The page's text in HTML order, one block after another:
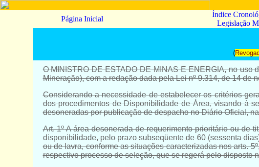
Página Inicial
Índice
Legislação
(
O MINISTRO DE ESTADO DE MINAS E ENERGIA, no uso
Mineração), com a redação dada pela Lei nº 9.314, de 14 de
Considerando a necessidade de estabelecer os critérios
dos procedimentos de Disponibilidade de Área, visando à
desoneradas por publicação de despacho no Diário Oficial,
Art. 1ºA área desonerada de requerimento prioritário ou de
disponibilidade, pelo prazo subseqüente de 60 (sessenta
ou de lavra, conforme as situações caracterizadas nos arts.
respectivo processo de seleção, que se regerá pelo disposto